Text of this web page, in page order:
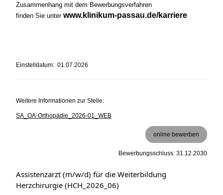
Zusammenhang mit dem Bewerbungsverfahren
finden Sie unter www.klinikum-passau.de/karriere
Einstelldatum: 01.07.2026
Weitere Informationen zur Stelle:
SA_OA-Orthopädie_2026-01_WEB
online bewerben
Bewerbungsschluss: 31.12.2030
Assistenzarzt (m/w/d) für die Weiterbildung
Herzchirurgie (HCH_2026_06)